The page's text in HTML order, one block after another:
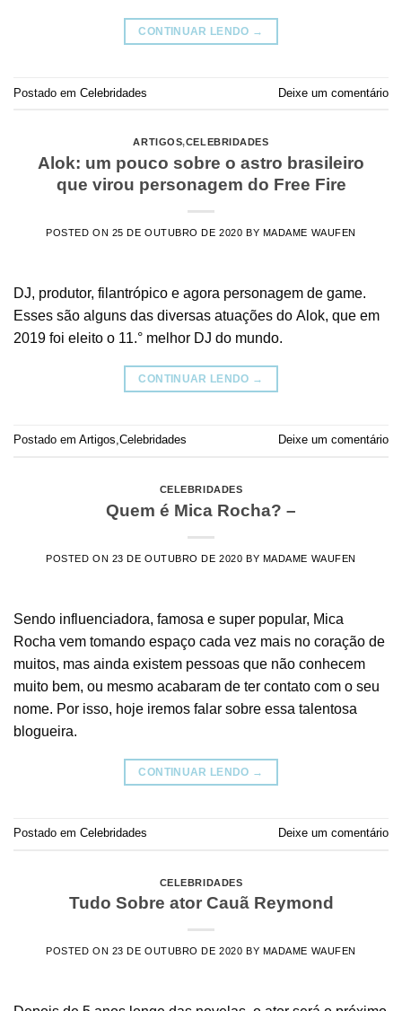
CONTINUAR LENDO →
Postado em Celebridades Deixe um comentário
ARTIGOS,CELEBRIDADES
Alok: um pouco sobre o astro brasileiro
que virou personagem do Free Fire
POSTED ON 25 DE OUTUBRO DE 2020 BY MADAME WAUFEN
DJ, produtor, filantrópico e agora personagem de game.
Esses são alguns das diversas atuações do Alok, que em
2019 foi eleito o 11.° melhor DJ do mundo.
CONTINUAR LENDO →
Postado em Artigos,Celebridades Deixe um comentário
CELEBRIDADES
Quem é Mica Rocha? –
POSTED ON 23 DE OUTUBRO DE 2020 BY MADAME WAUFEN
Sendo influenciadora, famosa e super popular, Mica
Rocha vem tomando espaço cada vez mais no coração de
muitos, mas ainda existem pessoas que não conhecem
muito bem, ou mesmo acabaram de ter contato com o seu
nome. Por isso, hoje iremos falar sobre essa talentosa
blogueira.
CONTINUAR LENDO →
Postado em Celebridades Deixe um comentário
CELEBRIDADES
Tudo Sobre ator Cauã Reymond
POSTED ON 23 DE OUTUBRO DE 2020 BY MADAME WAUFEN